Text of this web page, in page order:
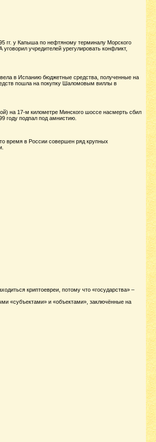
гг. у Капыша по нефтяному терминалу Морского
учредителей урегулировать конфликт,
в Испанию бюджетные средства, полученные на
пошла на покупку Шаломовым виллы в
на 17-м километре Минского шоссе насмерть сбил
году подпал под амнистию.
время в России совершен ряд крупных
криптоевреи, потому что «государства» –
«субъектами» и «объектами», заключённые на